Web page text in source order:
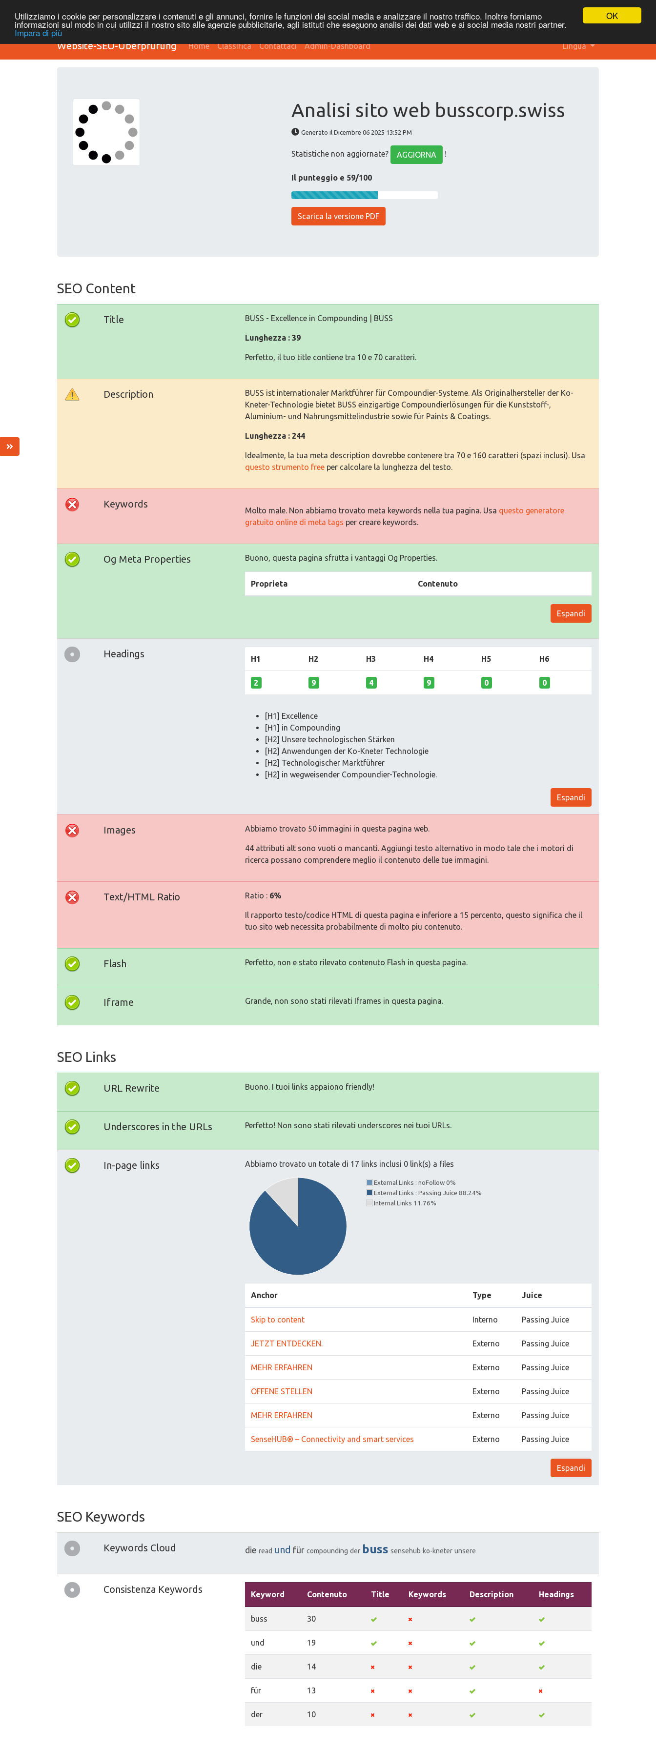
OK
Utilizziamo i cookie per personalizzare i contenuti e gli annunci, fornire le funzioni dei social media e analizzare il nostro traffico. Inoltre forniamo
informazioni sul modo in cui utilizzi il nostro sito alle agenzie pubblicitarie, agli istituti che eseguono analisi dei dati web e ai social media nostri partner.
Impara di più
Website-SEO-Überprüfung Home Classifica Contattaci Admin-Dashboard Lingua
Analisi sito web busscorp.swiss
Generato il Dicembre 06 2025 13:52 PM
Statistiche non aggiornate? AGGIORNA !
Il punteggio e 59/100
Scarica la versione PDF
SEO Content
Title BUSS - Excellence in Compounding | BUSS
Lunghezza : 39
Perfetto, il tuo title contiene tra 10 e 70 caratteri.
Description
BUSS ist internationaler Marktführer für Compoundier-Systeme. Als Originalhersteller der Ko-
Kneter-Technologie bietet BUSS einzigartige Compoundierlösungen für die Kunststoff-,
Aluminium- und Nahrungsmittelindustrie sowie für Paints & Coatings.
Lunghezza : 244
Idealmente, la tua meta description dovrebbe contenere tra 70 e 160 caratteri (spazi inclusi). Usa
questo strumento free per calcolare la lunghezza del testo.
Keywords
Molto male. Non abbiamo trovato meta keywords nella tua pagina. Usa questo generatore
gratuito online di meta tags per creare keywords.
Og Meta Properties Buono, questa pagina sfrutta i vantaggi Og Properties.
Proprieta Contenuto
Espandi
Headings H1 H2 H3 H4 H5 H6
2 9 4 9 0 0
[H1] Excellence
[H1] in Compounding
[H2] Unsere technologischen Stärken
[H2] Anwendungen der Ko-Kneter Technologie
[H2] Technologischer Marktführer
[H2] in wegweisender Compoundier-Technologie.
Espandi
Images Abbiamo trovato 50 immagini in questa pagina web.
44 attributi alt sono vuoti o mancanti. Aggiungi testo alternativo in modo tale che i motori di
ricerca possano comprendere meglio il contenuto delle tue immagini.
Text/HTML Ratio Ratio : 6%
Il rapporto testo/codice HTML di questa pagina e inferiore a 15 percento, questo significa che il
tuo sito web necessita probabilmente di molto piu contenuto.
Flash Perfetto, non e stato rilevato contenuto Flash in questa pagina.
Iframe Grande, non sono stati rilevati Iframes in questa pagina.
SEO Links
URL Rewrite Buono. I tuoi links appaiono friendly!
Underscores in the URLs Perfetto! Non sono stati rilevati underscores nei tuoi URLs.
In-page links Abbiamo trovato un totale di 17 links inclusi 0 link(s) a files
External Links : noFollow 0%
External Links : Passing Juice 88.24%
Internal Links 11.76%
Anchor Type Juice
Skip to content Interno Passing Juice
JETZT ENTDECKEN. Externo Passing Juice
MEHR ERFAHREN Externo Passing Juice
OFFENE STELLEN Externo Passing Juice
MEHR ERFAHREN Externo Passing Juice
SenseHUB® – Connectivity and smart services Externo Passing Juice
Espandi
SEO Keywords
Keywords Cloud die read und für compounding der buss sensehub ko-kneter unsere
Consistenza Keywords Keyword Contenuto Title Keywords Description Headings
buss 30
und 19
die 14
für 13
der 10